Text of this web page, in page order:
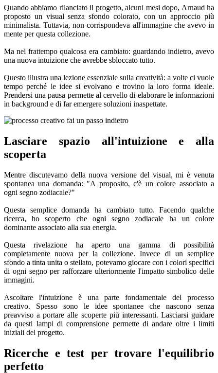
Quando abbiamo rilanciato il progetto, alcuni mesi dopo, Arnaud ha
proposto un visual senza sfondo colorato, con un approccio più
minimalista. Tuttavia, non corrispondeva all'immagine che avevo in
mente per questa collezione.
Ma nel frattempo qualcosa era cambiato: guardando indietro, avevo
una nuova intuizione che avrebbe sbloccato tutto.
Questo illustra una lezione essenziale sulla creatività: a volte ci vuole
tempo perché le idee si evolvano e trovino la loro forma ideale.
Prendersi una pausa permette al cervello di elaborare le informazioni
in background e di far emergere soluzioni inaspettate.
Lasciare spazio all'intuizione e alla
scoperta
Mentre discutevamo della nuova versione del visual, mi è venuta
spontanea una domanda: "A proposito, c'è un colore associato a
ogni segno zodiacale?"
Questa semplice domanda ha cambiato tutto. Facendo qualche
ricerca, ho scoperto che ogni segno zodiacale ha un colore
dominante associato alla sua energia.
Questa rivelazione ha aperto una gamma di possibilità
completamente nuova per la collezione. Invece di un semplice
sfondo a tinta unita o stellato, potevamo giocare con i colori specifici
di ogni segno per rafforzare ulteriormente l'impatto simbolico delle
immagini.
Ascoltare l'intuizione è una parte fondamentale del processo
creativo. Spesso sono le idee spontanee che nascono senza
preavviso a portare alle scoperte più interessanti. Lasciarsi guidare
da questi lampi di comprensione permette di andare oltre i limiti
iniziali del progetto.
Ricerche e test per trovare l'equilibrio
perfetto